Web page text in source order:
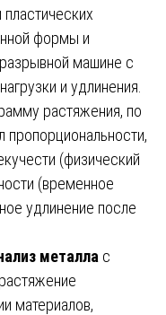
формы и
машине с
и удлинения.
растяжения, по
(физический
(временное
удлинение после
металла с
материалов,